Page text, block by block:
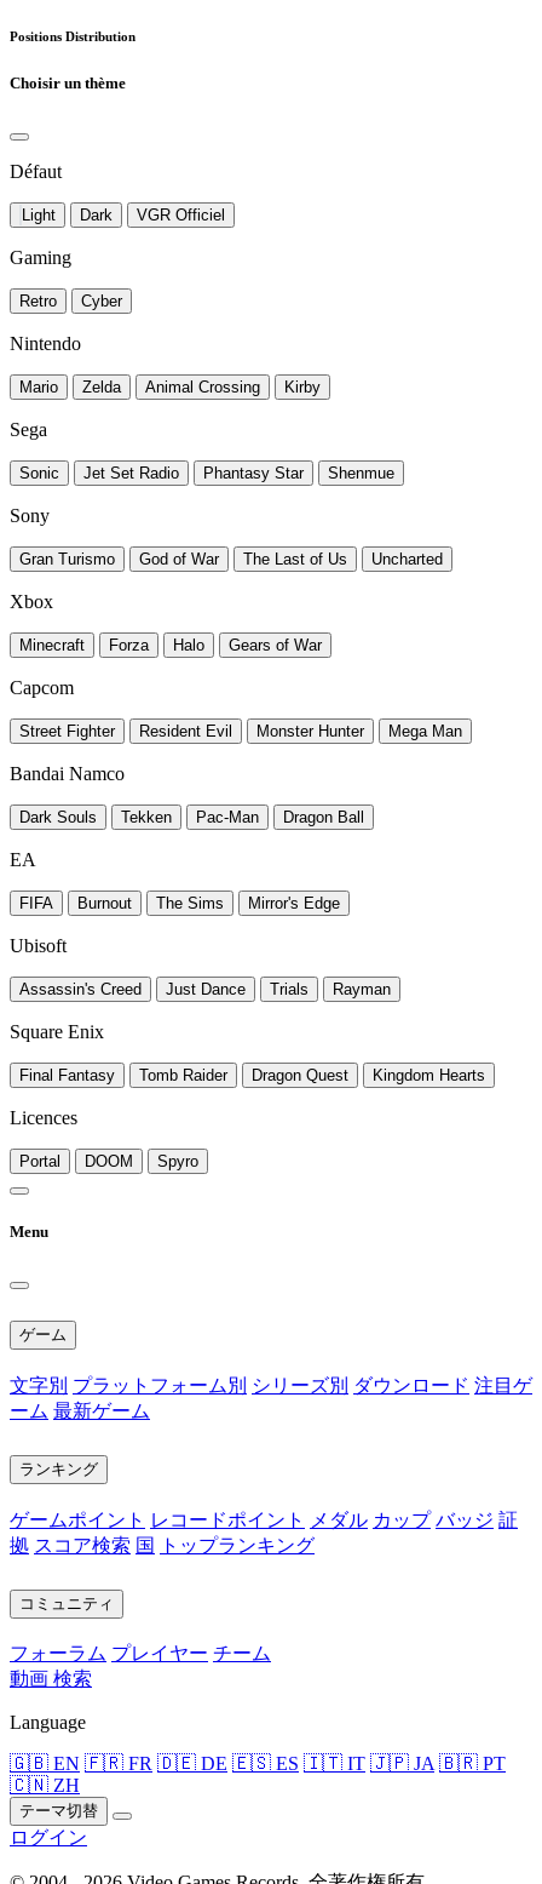
Positions Distribution
Choisir un thème
Défaut
Light Dark VGR Officiel
Gaming
Retro Cyber
Nintendo
Mario Zelda Animal Crossing Kirby
Sega
Sonic Jet Set Radio Phantasy Star Shenmue
Sony
Gran Turismo God of War The Last of Us Uncharted
Xbox
Minecraft Forza Halo Gears of War
Capcom
Street Fighter Resident Evil Monster Hunter Mega Man
Bandai Namco
Dark Souls Tekken Pac-Man Dragon Ball
EA
FIFA Burnout The Sims Mirror's Edge
Ubisoft
Assassin's Creed Just Dance Trials Rayman
Square Enix
Final Fantasy Tomb Raider Dragon Quest Kingdom Hearts
Licences
Portal DOOM Spyro
Menu
ゲーム
文字別 プラットフォーム別 シリーズ別 ダウンロード 注目ゲ
ーム 最新ゲーム
ランキング
ゲームポイント レコードポイント メダル カップ バッジ 証
拠 スコア検索 国 トップランキング
コミュニティ
フォーラム プレイヤー チーム
動画 検索
Language
🇬🇧 EN 🇫🇷 FR 🇩🇪 DE 🇪🇸 ES 🇮🇹 IT 🇯🇵 JA 🇧🇷 PT
🇨🇳 ZH
テーマ切替
ログイン